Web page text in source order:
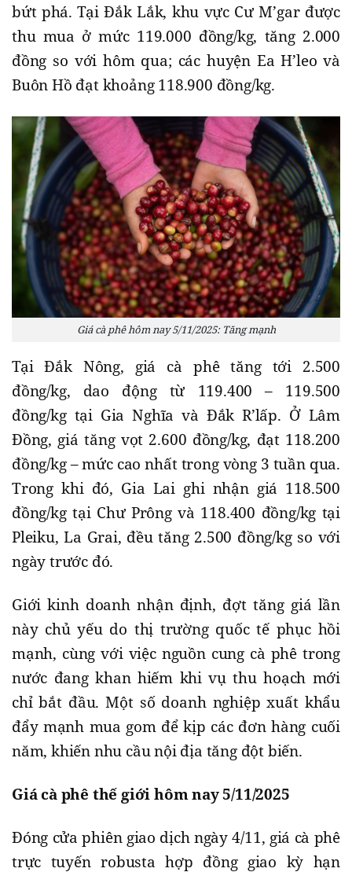
bứt phá. Tại Đắk Lắk, khu vực Cư M’gar được
thu mua ở mức 119.000 đồng/kg, tăng 2.000
đồng so với hôm qua; các huyện Ea H’leo và
Buôn Hồ đạt khoảng 118.900 đồng/kg.
Giá cà phê hôm nay 5/11/2025: Tăng mạnh
Tại Đắk Nông, giá cà phê tăng tới 2.500
đồng/kg, dao động từ 119.400 – 119.500
đồng/kg tại Gia Nghĩa và Đắk R’lấp. Ở Lâm
Đồng, giá tăng vọt 2.600 đồng/kg, đạt 118.200
đồng/kg – mức cao nhất trong vòng 3 tuần qua.
Trong khi đó, Gia Lai ghi nhận giá 118.500
đồng/kg tại Chư Prông và 118.400 đồng/kg tại
Pleiku, La Grai, đều tăng 2.500 đồng/kg so với
ngày trước đó.
Giới kinh doanh nhận định, đợt tăng giá lần
này chủ yếu do thị trường quốc tế phục hồi
mạnh, cùng với việc nguồn cung cà phê trong
nước đang khan hiếm khi vụ thu hoạch mới
chỉ bắt đầu. Một số doanh nghiệp xuất khẩu
đẩy mạnh mua gom để kịp các đơn hàng cuối
năm, khiến nhu cầu nội địa tăng đột biến.
Giá cà phê thế giới hôm nay 5/11/2025
Đóng cửa phiên giao dịch ngày 4/11, giá cà phê
trực tuyến robusta hợp đồng giao kỳ hạn